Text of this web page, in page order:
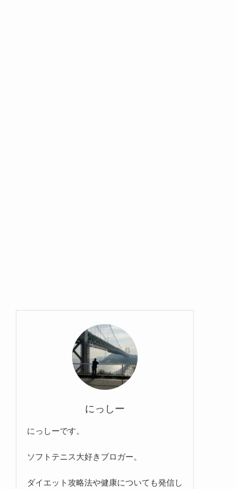
にっしー
にっしーです。
ソフトテニス大好きブロガー。
ダイエット攻略法や健康についても発信し